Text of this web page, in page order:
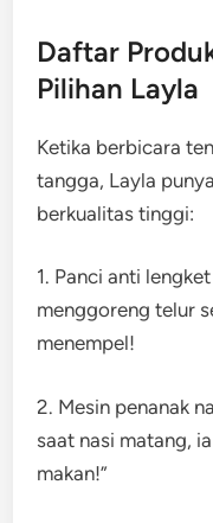
Daftar
Pilihan Layla
Ketika berbicara
tangga, Layla
berkualitas tinggi:
1. Panci anti
menggoreng telur
menempel!
2. Mesin penanak
saat nasi matang,
makan!”